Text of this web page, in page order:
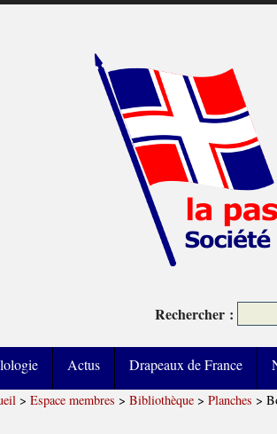
Rechercher :
Actus Drapeaux de France
> Espace membres > Bibliothèque > Planches >